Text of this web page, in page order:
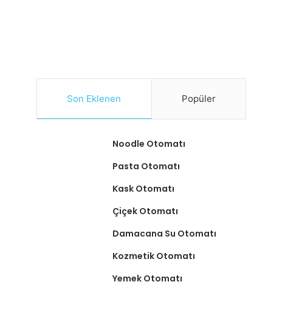
Son Eklenen Popüler
Noodle Otomatı
Pasta Otomatı
Kask Otomatı
Çiçek Otomatı
Damacana Su Otomatı
Kozmetik Otomatı
Yemek Otomatı